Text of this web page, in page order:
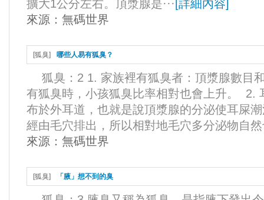
擴大1公分左右。頂漿腺是··· [詳細內容]
來源： 無碼世界
[狐臭] 哪些人易有狐臭？
狐臭：2 1. 家族裡有狐臭者：頂漿腺數目
有狐臭時，小孩狐臭比率相對也會上升。 2.
布於外耳道，也就是說頂漿腺的分泌使耳屎
經由毛穴排出，所以相對地毛穴多分泌物自然
來源： 無碼世界
[狐臭] 「腋」想不到的臭